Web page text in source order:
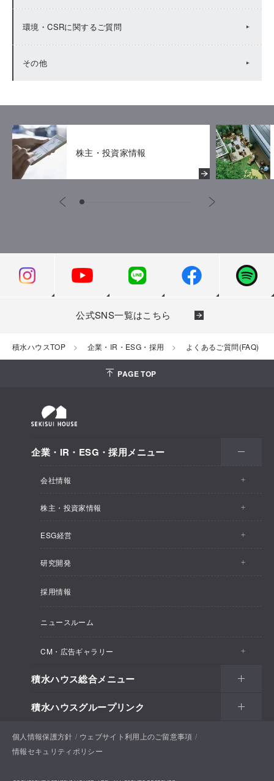
環境・CSRに関するご質問
その他
株主・投資家情報
公式SNS一覧はこちら
積水ハウスTOP 企業・IR・ESG・採用 よくあるご質問(FAQ)
PAGE TOP
企業・IR・ESG・採用メニュー
会社情報
会社情報トップ
事業概要
企業理念
コーポレートガバナンス
株主・投資家情報
株主・投資家情報トップ
IRトピックス
経営計画
M.D.C. Holdings, Incの買収について
受注速報
IRカレンダー
ESG経営
ESG経営トップ
CEOメッセージ
ESG経営の方針・体制
マテリアリティ
環境
ガバナンス
研究開発
しあわせ住まい研究所
総合住宅研究所
採用情報
ニュースルーム
CM・広告ギャラリー
CM・広告ギャラリートップ
CM一覧
新聞広告一覧
積水ハウス総合メニュー
住まい
戸建住宅
土地活用
積水ハウスグループリンク
積水ハウスサポートプラス
個人情報保護方針
ウェブサイト利用上のご留意事項
情報セキュリティポリシー